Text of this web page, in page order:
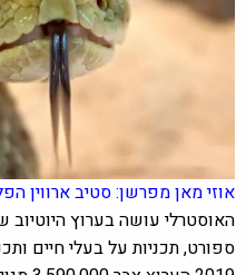
אוזי מאן מפרשן: סטיב ארווין
האוסטרליעושה בערוץ היוטיוב
ספורט, תכניות על בעלי חיים